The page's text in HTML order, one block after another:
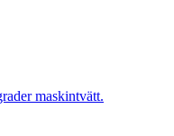
maskintvätt.